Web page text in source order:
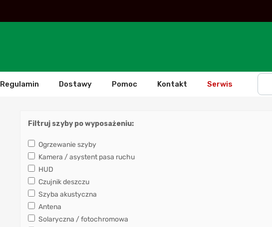
Regulamin Dostawy Pomoc Kontakt Serwis
Filtruj szyby po wyposażeniu:
Ogrzewanie szyby
Kamera / asystent pasa ruchu
HUD
Czujnik deszczu
Szyba akustyczna
Antena
Solaryczna / fotochromowa